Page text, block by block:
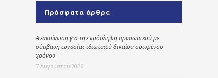
Πρόσφατα άρθρα
Ανακοίνωση για την πρόσληψη προσωπικού με
σύμβαση εργασίας ιδιωτικού δικαίου ορισμένου
χρόνου
7 Αυγούστου 2026